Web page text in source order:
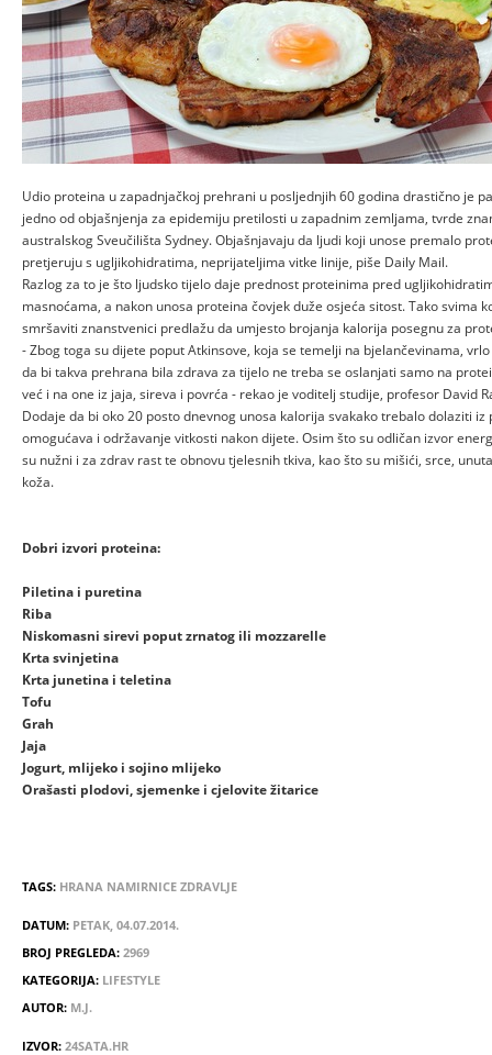
Udio proteina u zapadnjačkoj prehrani u posljednjih 60 godina drastično je
jedno od objašnjenja za epidemiju pretilosti u zapadnim zemljama, tvrde
australskog Sveučilišta Sydney. Objašnjavaju da ljudi koji unose premalo
pretjeruju s ugljikohidratima, neprijateljima vitke linije, piše Daily Mail.
Razlog za to je što ljudsko tijelo daje prednost proteinima pred
masnoćama, a nakon unosa proteina čovjek duže osjeća sitost. Tako svima
smršaviti znanstvenici predlažu da umjesto brojanja kalorija posegnu za
- Zbog toga su dijete poput Atkinsove, koja se temelji na bjelančevinama,
da bi takva prehrana bila zdrava za tijelo ne treba se oslanjati samo na
već i na one iz jaja, sireva i povrća - rekao je voditelj studije, profesor David
Dodaje da bi oko 20 posto dnevnog unosa kalorija svakako trebalo dolaziti iz
omogućava i održavanje vitkosti nakon dijete. Osim što su odličan izvor
su nužni i za zdrav rast te obnovu tjelesnih tkiva, kao što su mišići, srce,
koža.
Dobri izvori proteina:
Piletina i puretina
Riba
Niskomasni sirevi poput zrnatog ili mozzarelle
Krta svinjetina
Krta junetina i teletina
Tofu
Grah
Jaja
Jogurt, mlijeko i sojino mlijeko
Orašasti plodovi, sjemenke i cjelovite žitarice
TAGS: HRANA NAMIRNICE ZDRAVLJE
DATUM: PETAK, 04.07.2014.
BROJ PREGLEDA: 2969
KATEGORIJA: LIFESTYLE
AUTOR: M.J.
IZVOR: 24SATA.HR